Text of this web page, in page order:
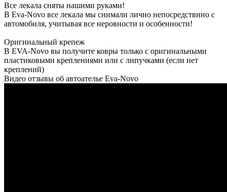
Все лекала сняты нашими руками!
В Eva-Novo все лекала мы снимали лично непосредствнно с
автомобиля, учитывая все неровности и особенности!
Оригинальный крепеж
В EVA-Novo вы получите ковры только с оригинальными
пластиковыми креплениями или с липучками (если нет
креплений)
Видео отзывы об автоателье Eva-Novo